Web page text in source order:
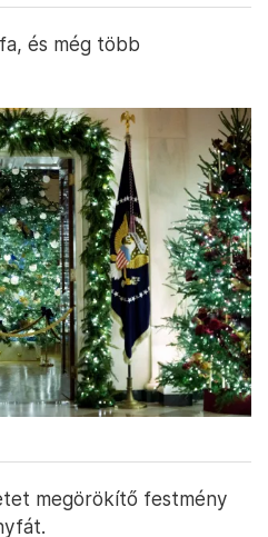
és még több
megörökítő festmény